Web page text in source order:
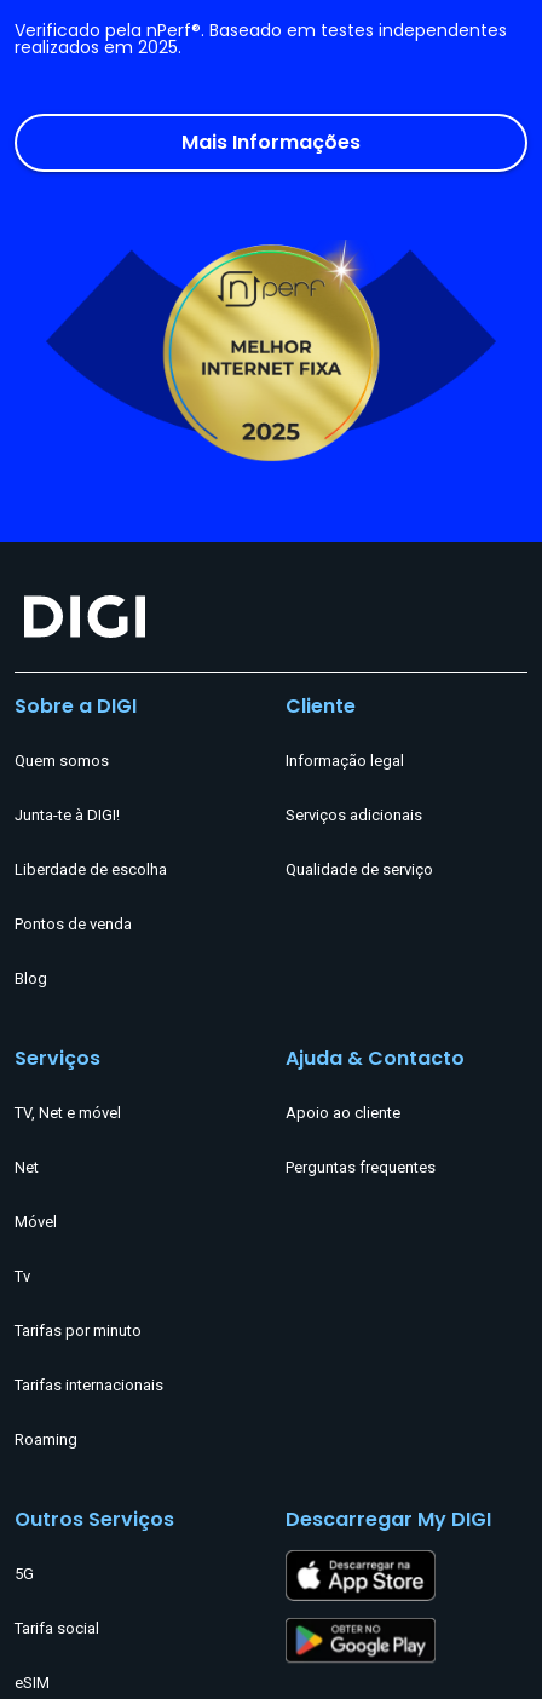
Verificado pela nPerf®. Baseado em testes independentes
realizados em 2025.
Mais Informações
Sobre a DIGI
Quem somos
Junta-te à DIGI!
Liberdade de escolha
Pontos de venda
Blog
Cliente
Informação legal
Serviços adicionais
Qualidade de serviço
Serviços
TV, Net e móvel
Net
Móvel
Tv
Tarifas por minuto
Tarifas internacionais
Roaming
Ajuda & Contacto
Apoio ao cliente
Perguntas frequentes
Outros Serviços
5G
Tarifa social
eSIM
Descarregar My DIGI